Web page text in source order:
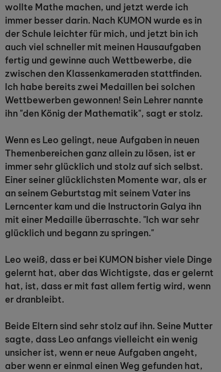
wollte Mathe machen, und jetzt werde ich
immer besser darin. Nach KUMON wurde es in
der Schule leichter für mich, und jetzt bin ich
auch viel schneller mit meinen Hausaufgaben
fertig und gewinne auch Wettbewerbe, die
zwischen den Klassenkameraden stattfinden.
Ich habe bereits zwei Medaillen bei solchen
Wettbewerben gewonnen! Sein Lehrer nannte
ihn "den König der Mathematik", sagt er stolz.
Wenn es Leo gelingt, neue Aufgaben in neuen
Themenbereichen ganz allein zu lösen, ist er
immer sehr glücklich und stolz auf sich selbst.
Einer seiner glücklichsten Momente war, als er
an seinem Geburtstag mit seinem Vater ins
Lerncenter kam und die Instructorin Galya ihn
mit einer Medaille überraschte. "Ich war sehr
glücklich und begann zu springen."
Leo weiß, dass er bei KUMON bisher viele Dinge
gelernt hat, aber das Wichtigste, das er gelernt
hat, ist, dass er mit fast allem fertig wird, wenn
er dranbleibt.
Beide Eltern sind sehr stolz auf ihn. Seine Mutter
sagte, dass Leo anfangs vielleicht ein wenig
unsicher ist, wenn er neue Aufgaben angeht,
aber wenn er einmal einen Weg gefunden hat,